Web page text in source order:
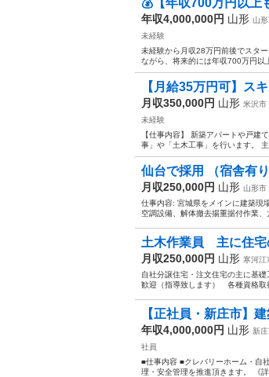
年収4,000,000円 山形 山
未経験
未経験から月収28万円前後でスタ
ながら、将来的には年収700万円以
【月給35万円可】ス
月収350,000円 山形 米沢市
未経験
【仕事内容】 新築アパートや戸建
事」や「土木工事」を行います。
仙台で採用 （宿舎有
月収250,000円 山形 山形市
仕事内容: 宮城県をメインに建築現
空調設備、解体撤去揚重据付作業
土木作業員 主に住宅
月収250,000円 山形 寒河江
自社分譲住宅・注文住宅の主に基
歓迎（指導致します） 各種資格取
【正社員・新庄市】
年収4,000,000円 山形 新
社員
■仕事内容 ■クレバリーホーム・自
理・安全管理を推進頂きます。 《